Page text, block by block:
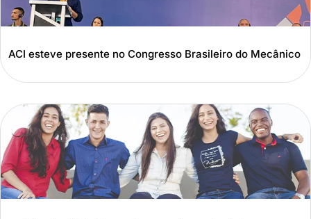
ACI esteve presente no Congresso Brasileiro do Mecânico